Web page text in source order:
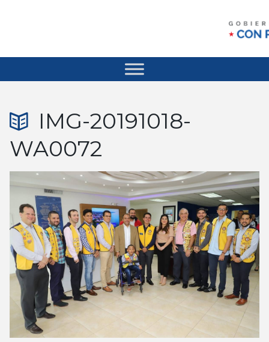
IMG-20191018-
WA0072